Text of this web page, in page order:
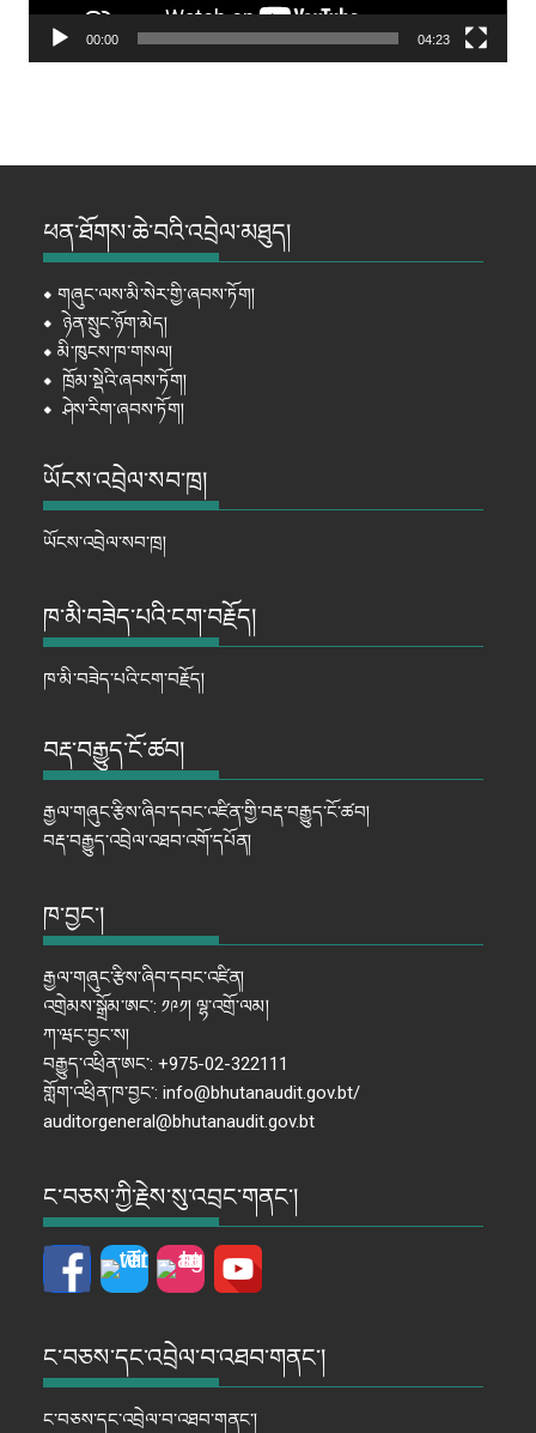
00:00 04:23
ཕན་ཐོགས་ཆེ་བའི་འབྲེལ་མཐུད།
⦁གཞུང་ལས་མི་སེར་གྱི་ཞབས་ཏོག།
⦁ ཉེན་སྲུང་ཉོག་མེད།
⦁ མི་ཁུངས་ཁ་གསལ།
⦁ ཁྲོམ་སྡེའི་ཞབས་ཏོག།
⦁ཤེས་རིག་ཞབས་ཏོག།
ཡོངས་འབྲེལ་སབ་ཁྲ།
ཡོངས་འབྲེལ་སབ་ཁྲ།
ཁ་མི་བཟེད་པའི་ངག་བརྗོད།
ཁ་མི་བཟེད་པའི་ངག་བརྗོད།
བརྡ་བརྒྱུད་ངོ་ཚབ།
རྒྱལ་གཞུང་རྩིས་ཞིབ་དབང་འཛིན་གྱི་བརྡ་བརྒྱུད་ངོ་ཚབ།
བརྡ་བརྒྱུད་འབྲེལ་འཐབ་འགོ་དཔོན།
ཁ་བྱང་།
རྒྱལ་གཞུང་རྩིས་ཞིབ་དབང་འཛིན།
འགྲེམས་སྒྲོམ་ཨང་: ༡༩༡། ལྷ་འགྲོ་ལམ།
ཀ་ཝང་བྱང་ས།
བརྒྱུད་འཕྲིན་ཨང་: +975-02-322111
གློག་འཕྲིན་ཁ་བྱང་: info@bhutanaudit.gov.bt/
auditorgeneral@bhutanaudit.gov.bt
ང་བཅས་ཀྱི་རྗེས་སུ་འབྲང་གནང་།
ང་བཅས་དང་འབྲེལ་བ་འཐབ་གནང་།
ང་བཅས་དང་འབྲེལ་བ་འཐབ་གནང་།